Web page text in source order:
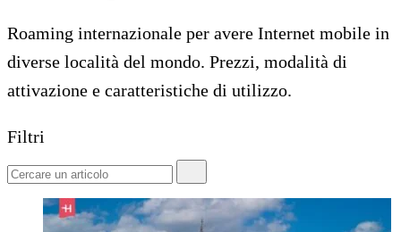
Roaming internazionale per avere Internet mobile in
diverse località del mondo. Prezzi, modalità di
attivazione e caratteristiche di utilizzo.
Filtri